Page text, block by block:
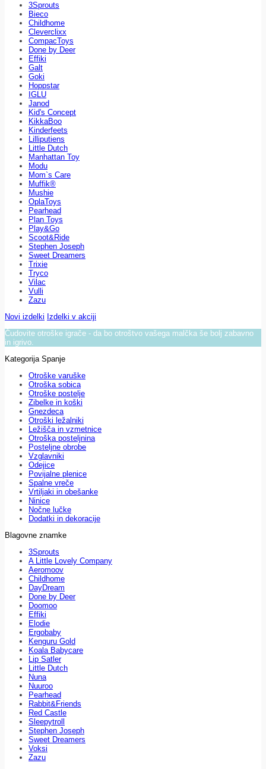
3Sprouts
Bieco
Childhome
Cleverclixx
CompacToys
Done by Deer
Effiki
Galt
Goki
Hoppstar
IGLU
Janod
Kid's Concept
KikkaBoo
Kinderfeets
Lilliputiens
Little Dutch
Manhattan Toy
Modu
Mom`s Care
Muffik®
Mushie
OplaToys
Pearhead
Plan Toys
Play&Go
Scoot&Ride
Stephen Joseph
Sweet Dreamers
Trixie
Tryco
Vilac
Vulli
Zazu
Novi izdelki Izdelki v akciji
Čudovite otroške igrače - da bo otroštvo vašega malčka še bolj zabavno
in igrivo.
Kategorija Spanje
Otroške varuške
Otroška sobica
Otroške postelje
Zibelke in koški
Gnezdeca
Otroški ležalniki
Ležišča in vzmetnice
Otroška posteljnina
Posteljne obrobe
Vzglavniki
Odejice
Povijalne plenice
Spalne vreče
Vrtiljaki in obešanke
Ninice
Nočne lučke
Dodatki in dekoracije
Blagovne znamke
3Sprouts
A Little Lovely Company
Aeromoov
Childhome
DayDream
Done by Deer
Doomoo
Effiki
Elodie
Ergobaby
Kenguru Gold
Koala Babycare
Lip Satler
Little Dutch
Nuna
Nuuroo
Pearhead
Rabbit&Friends
Red Castle
Sleepytroll
Stephen Joseph
Sweet Dreamers
Voksi
Zazu